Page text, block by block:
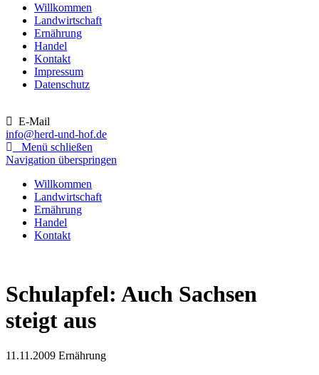
Willkommen
Landwirtschaft
Ernährung
Handel
Kontakt
Impressum
Datenschutz
E-Mail
info@herd-und-hof.de
Menü schließen
Navigation überspringen
Willkommen
Landwirtschaft
Ernährung
Handel
Kontakt
Schulapfel: Auch Sachsen
steigt aus
11.11.2009 Ernährung